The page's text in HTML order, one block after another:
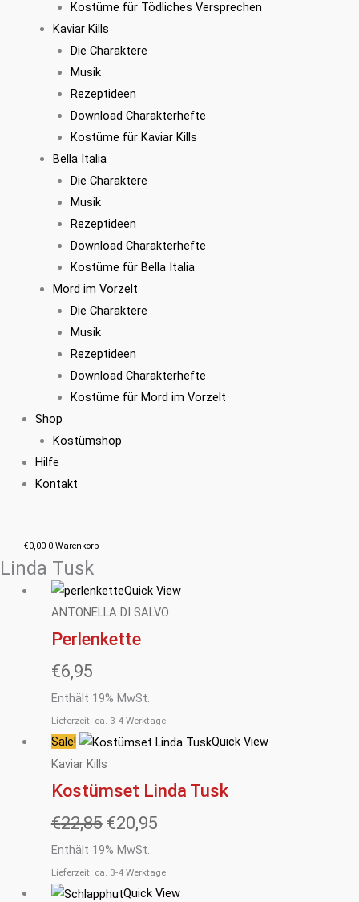
Kostüme für Tödliches Versprechen
Kaviar Kills
Die Charaktere
Musik
Rezeptideen
Download Charakterhefte
Kostüme für Kaviar Kills
Bella Italia
Die Charaktere
Musik
Rezeptideen
Download Charakterhefte
Kostüme für Bella Italia
Mord im Vorzelt
Die Charaktere
Musik
Rezeptideen
Download Charakterhefte
Kostüme für Mord im Vorzelt
Shop
Kostümshop
Hilfe
Kontakt
€0,00 0 Warenkorb
Linda Tusk
Quick View
ANTONELLA DI SALVO
Perlenkette
€6,95
Enthält 19% MwSt.
Lieferzeit: ca. 3-4 Werktage
Sale!
Quick View
Kaviar Kills
Kostümset Linda Tusk
€22,85
Ursprünglicher
€22,85
€20,95
Aktueller
Preis
Enthält 19% MwSt.
Lieferzeit: ca. 3-4 Werktage
Quick View